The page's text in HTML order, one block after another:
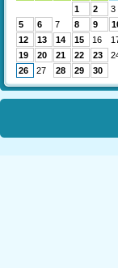
1
2 3
5
6 7 8 9
12
13 14 15 16
19
20 21 22 23
26
27 28 29 30